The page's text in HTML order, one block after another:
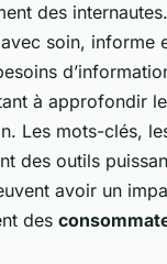
des
soin, informe
à approfondir
Les mots-clés,
des outils
avoir un
des